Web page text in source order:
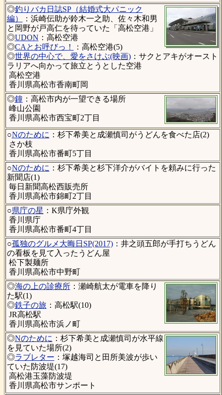
◎釣りバカ日誌SP（結婚式大パニック
編）
：浜崎伝助が鈴木一之助、佐々木和男
と岡野が戸高仁を待っていた「高松空港」
◎UDON ：高松空港
◎CAとお呼びっ！
：高松空港(5)
◎世界の中心で、愛をさけぶ(映画)：サクとアキがオースト
ラリアへ向かって旅立とうとした空港
高松空港
香川県高松市香南町岡
◎鐘：高松市内が一望できる場所
峰山公園
香川県高松市西宝町2丁目
○Nのために ：杉下希美と成瀬慎司がうどんを食べた店(2)
さか枝
香川県高松市番町5丁目
○Nのために ：杉下希美と杉下洋介がバイトを頼みに行った
新聞店(1)
毎日新聞高松西販売所
香川県高松市錦町2丁目
○県庁の星 ：K県庁外観
香川県庁
香川県高松市番町4丁目
○孤独のグルメ大晦日SP(2017)：井之頭五郎が手打ちうどん
の看板を見て入ったうどん屋
松下製麺所
香川県高松市中野町
◎海の上の診療所：瀬崎航太が電車を降り
た駅(1)
◎鉄子の旅 ：高松駅(10)
JR高松駅
香川県高松市浜ノ町
◎Nのために ：杉下希美と成瀬慎司が水平線
を見ていた場所(2)
◎ラブレター ：塚越海司と田所美波が歩い
ていた防波堤(17)
高松港玉藻防波堤
香川県高松市サンポート